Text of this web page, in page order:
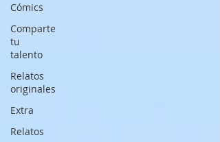
Cómics
Comparte
tu
talento
Relatos
originales
Extra
Relatos